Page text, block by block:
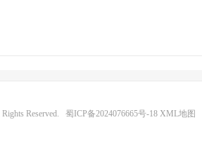
Reserved. 蜀ICP备2024076665号-18 XML地图